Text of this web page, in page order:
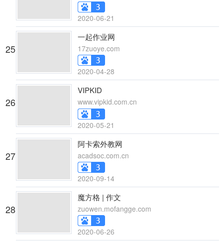
2020-06-21
25
一起作业网
17zuoye.com
2020-04-28
26
VIPKID
www.vipkid.com.cn
2020-05-21
27
阿卡索外教网
acadsoc.com.cn
2020-09-14
28
魔方格 | 作文
zuowen.mofangge.com
2020-06-26